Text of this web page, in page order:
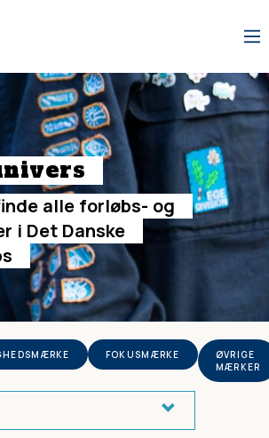
alle forløbs- og
i Det Danske
FOKUSMÆRKE
ØVRIGE
MÆRKER